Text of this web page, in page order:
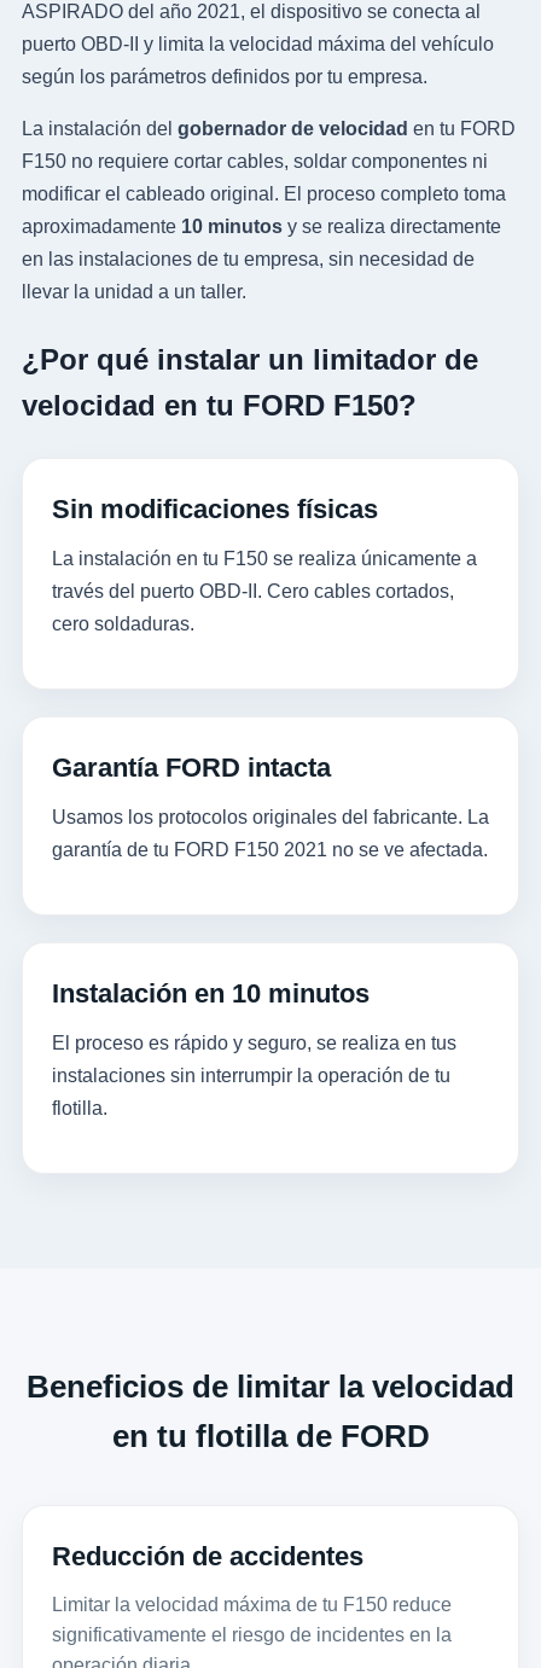
ASPIRADO del año 2021, el dispositivo se conecta al
puerto OBD-II y limita la velocidad máxima del vehículo
según los parámetros definidos por tu empresa.
La instalación del gobernador de velocidad en tu FORD
F150 no requiere cortar cables, soldar componentes ni
modificar el cableado original. El proceso completo toma
aproximadamente 10 minutosy se realiza directamente
en las instalaciones de tu empresa, sin necesidad de
llevar la unidad a un taller.
¿Por qué instalar un limitador de
velocidad en tu FORD F150?
Sin modificaciones físicas
La instalación en tu F150 se realiza únicamente a
través del puerto OBD-II. Cero cables cortados,
cero soldaduras.
Garantía FORD intacta
Usamos los protocolos originales del fabricante. La
garantía de tu FORD F150 2021 no se ve afectada.
Instalación en 10 minutos
El proceso es rápido y seguro, se realiza en tus
instalaciones sin interrumpir la operación de tu
flotilla.
Beneficios de limitar la velocidad
en tu flotilla de FORD
Reducción de accidentes
Limitar la velocidad máxima de tu F150 reduce
significativamente el riesgo de incidentes en la